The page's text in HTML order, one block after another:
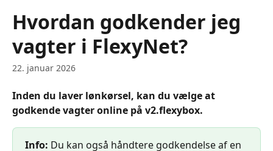
Hvordan godkender jeg
vagter i FlexyNet?
22. januar 2026
Inden du laver lønkørsel, kan du vælge at
godkende vagter online på v2.flexybox.
Info: Du kan også håndtere godkendelse af en